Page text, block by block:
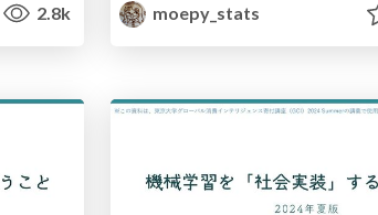
2.8k
moepy_stats